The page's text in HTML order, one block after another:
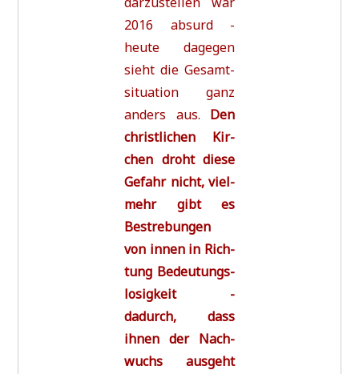
2016 absurd -
heu­te dage­gen
sieht die Gesamt­
si­tua­ti­on ganz
anders aus. Den
christ­li­chen Kir­
chen droht die­se
Gefahr nicht, viel­
mehr gibt es
Bestre­bun­gen
von innen in Rich­
tung Bedeu­tungs­
lo­sig­keit -
dadurch, dass
ihnen der Nach­
wuchs aus­geht